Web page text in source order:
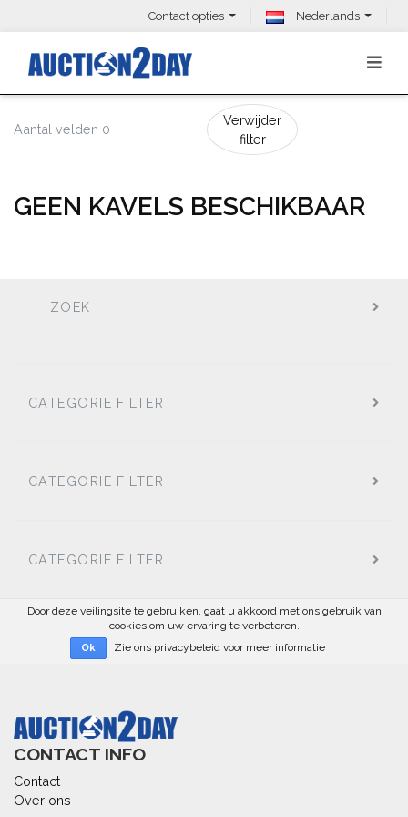
Contact opties Nederlands
Aantal velden 0
Verwijder
filter
GEEN KAVELS BESCHIKBAAR
ZOEK
CATEGORIE FILTER
CATEGORIE FILTER
CATEGORIE FILTER
Door deze veilingsite te gebruiken, gaat u akkoord met ons gebruik van
cookies om uw ervaring te verbeteren.
Ok Zie ons privacybeleid voor meer informatie
CONTACT INFO
Contact
Over ons